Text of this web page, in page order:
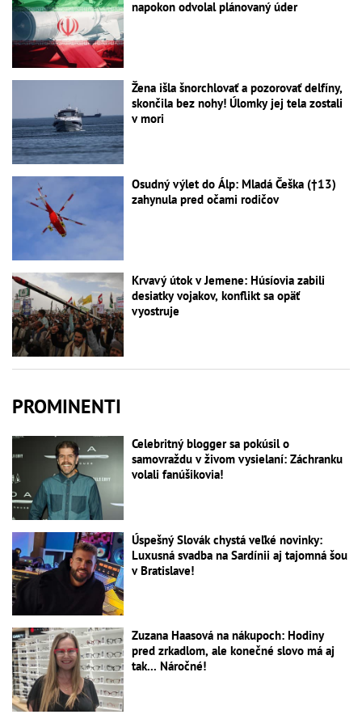
napokon odvolal plánovaný úder
Žena išla šnorchlovať a pozorovať delfíny,
skončila bez nohy! Úlomky jej tela zostali
v mori
Osudný výlet do Álp: Mladá Češka (†13)
zahynula pred očami rodičov
Krvavý útok v Jemene: Húsíovia zabili
desiatky vojakov, konflikt sa opäť
vyostruje
PROMINENTI
Celebritný blogger sa pokúsil o
samovraždu v živom vysielaní: Záchranku
volali fanúšikovia!
Úspešný Slovák chystá veľké novinky:
Luxusná svadba na Sardínii aj tajomná šou
v Bratislave!
Zuzana Haasová na nákupoch: Hodiny
pred zrkadlom, ale konečné slovo má aj
tak... Náročné!